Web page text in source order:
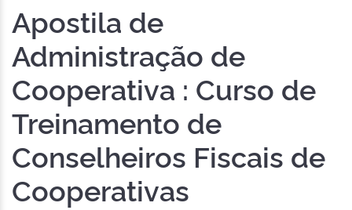
Apostila de
Administração de
Cooperativa : Curso de
Treinamento de
Conselheiros Fiscais de
Cooperativas